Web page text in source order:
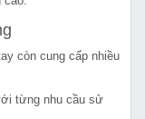
còn cung cấp nhiều
từng nhu cầu sử